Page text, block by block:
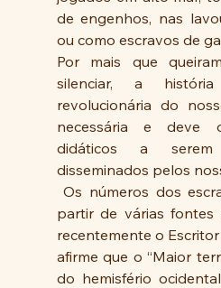
de engenhos, nas
ou como escravos de
Por mais que
silenciar, a
revolucionária do
necessária e deve
didáticos a
disseminados pelos
Os números dos escravizados diferem a
partir de várias fontes
recentemente o
afirme que o “Maior
do hemisfério